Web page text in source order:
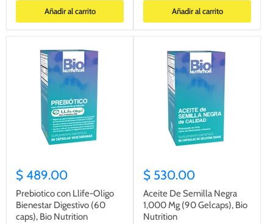
Añadir al carrito Añadir al carrito
$ 489.00
Prebiotico con Llife-Oligo
Bienestar Digestivo (60
caps), Bio Nutrition
$ 530.00
Aceite De Semilla Negra
1,000 Mg (90 Gelcaps), Bio
Nutrition